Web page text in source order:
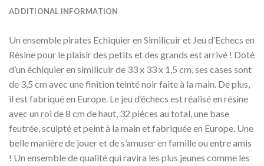
ADDITIONAL INFORMATION
Un ensemble pirates Echiquier en Similicuir et Jeu d’Echecs en
Résine pour le plaisir des petits et des grands est arrivé ! Doté
d’un échiquier en similicuir de 33 x 33 x 1,5 cm, ses cases sont
de 3,5 cm avec une finition teinté noir faite à la main. De plus,
il est fabriqué en Europe. Le jeu d’échecs est réalisé en résine
avec un roi de 8 cm de haut, 32 pièces au total, une base
feutrée, sculpté et peint à la main et fabriquée en Europe. Une
belle manière de jouer et de s’amuser en famille ou entre amis
! Un ensemble de qualité qui ravira les plus jeunes comme les